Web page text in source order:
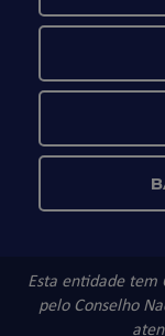
Esta entidade tem
pelo Conselho